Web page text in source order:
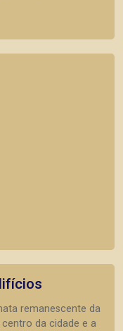
remanescente da
da cidade e a